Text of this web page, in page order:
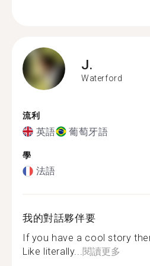
J.
Waterford
流利
英語 葡萄牙語
學
法語
我的對話夥伴要
If you have a cool story
Like literally...閱讀更多